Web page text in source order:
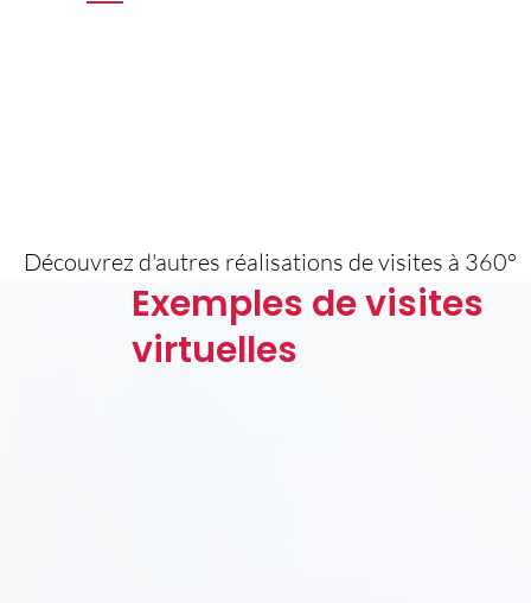
Exemples de visites
virtuelles
Découvrez d'autres réalisations de visites à 360°